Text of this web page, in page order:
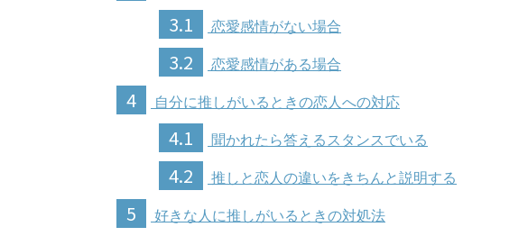
3.1 恋愛感情がない場合
3.2 恋愛感情がある場合
4 自分に推しがいるときの恋人への対応
4.1 聞かれたら答えるスタンスでいる
4.2 推しと恋人の違いをきちんと説明する
5 好きな人に推しがいるときの対処法